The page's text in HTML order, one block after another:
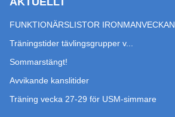
FUNKTIONÄRSLISTOR IRONMANVECKAN
Träningstider tävlingsgrupper v...
Sommarstängt!
Avvikande kanslitider
Träning vecka 27-29 för USM-simmare